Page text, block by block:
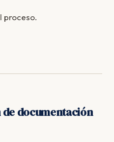
proceso.
documentación